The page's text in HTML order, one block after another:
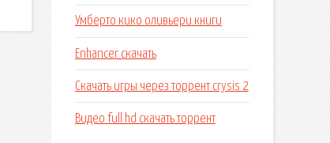
Умберто кико оливьери книги
Enhancer скачать
Скачать игры через торрент crysis 2
Видео full hd скачать торрент